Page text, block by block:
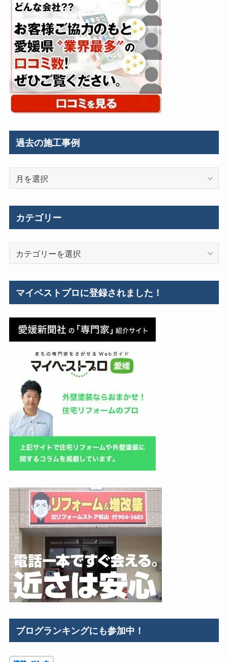
過去の施工事例
去
工
カテゴリー
テ
マイベストプロに登録されました！
ブログランキングにも参加中！